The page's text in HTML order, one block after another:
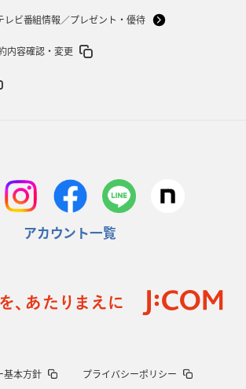
レビ番組情報／プレゼント・優待
内容確認・変更
アカウント一覧
基本方針 プライバシーポリシー